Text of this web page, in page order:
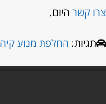
צרו קשרהיום.
תגיות: החלפת מנוע קיה